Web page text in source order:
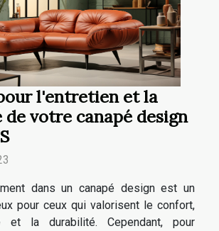
l'entretien et la
votre canapé design
dans un canapé design est un
pour ceux qui valorisent le confort,
et la durabilité. Cependant, pour